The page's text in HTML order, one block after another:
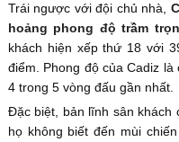
Trái ngược với đội chủ nhà,
hoảng phong độ trầm
khách hiện xếp thứ 18 với
điểm. Phong độ của Cadiz
4 trong 5 vòng đấu gần nhất.
Đặc biệt, bản lĩnh sân khách
họ không biết đến mùi